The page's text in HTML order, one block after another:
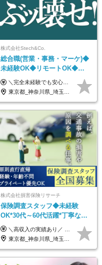
株式会社Stech&Co.
総合職(営業・事務・マーケ)◆
未経験OK◆リモートOK◆学
歴不問◆20代活躍中！
＼完全未経験でも安心して年収UP可能です！／ -------------- 【1】営業 月給25万円～80万円＋賞与 【2】事務 月給21万円～50万円＋賞与 【3】マーケ 月給25万円～80万円＋賞与 ※試用期間3ヶ月間の待遇に変動はありません。 ※みなし残業代(月20時間分29,725円～)を含む。（※超過分は追加支給）
東京都_神奈川県_埼玉県_千葉県_大阪府_愛知県_北海道_青森県_岩手県_宮城県_秋田県_山形県_福島県_茨城県_栃木県_群馬県_新潟県_山梨県_長野県_富山県_石川県_福井県_静岡県_岐阜県_三重県_兵庫県_京都府_滋賀県_奈良県_和歌山県_広島県_岡山県_鳥取県_島根県_山口県_徳島県_香川県_愛媛県_高知県_福岡県_熊本県_佐賀県_長崎県_大分県_宮崎県_鹿児島県_沖縄県
株式会社損害保険リサーチ
保険調査スタッフ◆未経験
OK*30代～60代活躍*丁寧な講
習・サポートあり*原則直行直
帰／全国募集・業務委託
＼高収入の実績あり／ なかには年収1000万円を超えるスペシャリストもいらっしゃいます！ 【完全出来高報酬制】 ★仕事に慣れるまで収入をサポート 1か月目：報酬が通常の2倍 2か月目：報酬が通常の1.5倍 ※災害に関する業務については、収入サポートの対象外 ※試用期間はありません ＊＊＊業務報酬の例＊＊＊ ・事故原因調査（4箇所確認）…1万5000円～ ・有無責／不正請求疑義調査（自動車案件）…2万円～ ・医療調査（1箇所確認）…1万7000円～ ・書類取付（1箇所訪問）…3000円～ ※上記は目安になります ※実際の報酬は業務報酬に応じた個々のスキル・実績を加味したものになります
東京都_神奈川県_埼玉県_千葉県_大阪府_愛知県_北海道_青森県_岩手県_宮城県_秋田県_山形県_福島県_茨城県_栃木県_群馬県_新潟県_山梨県_長野県_富山県_石川県_福井県_静岡県_岐阜県_三重県_兵庫県_京都府_滋賀県_奈良県_和歌山県_広島県_岡山県_鳥取県_島根県_山口県_徳島県_香川県_愛媛県_高知県_福岡県_熊本県_佐賀県_長崎県_大分県_宮崎県_鹿児島県_沖縄県